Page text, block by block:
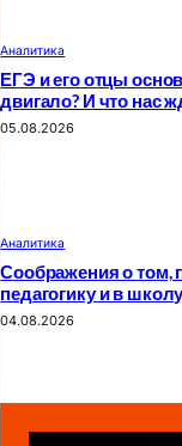
Аналитика
ЕГЭ и его отцы
двигало? И что нас
05.08.2026
Аналитика
Соображения о том,
педагогику и в
04.08.2026